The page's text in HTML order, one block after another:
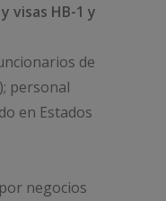
visas HB-1 y
de
personal
en Estados
negocios